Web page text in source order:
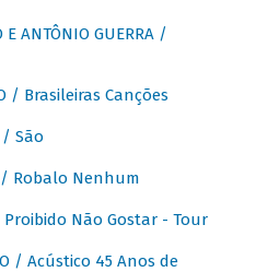
E ANTÔNIO GUERRA /
/ Brasileiras Canções
/ São
/ Robalo Nenhum
Proibido Não Gostar - Tour
/ Acústico 45 Anos de